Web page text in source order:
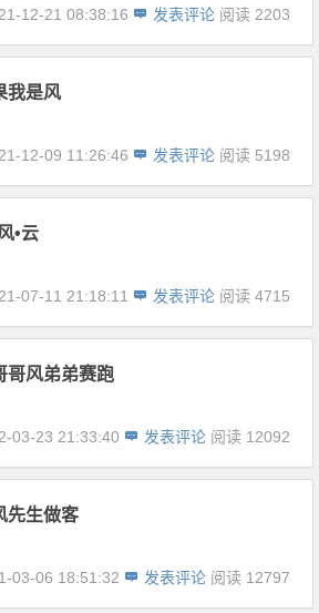
12-21 08:38:16 发表评论 阅读 2203
我是风
12-09 11:26:46 发表评论 阅读 5198
•云
07-11 21:18:11 发表评论 阅读 4715
哥风弟弟赛跑
03-23 21:33:40 发表评论 阅读 12092
先生做客
03-06 18:51:32 发表评论 阅读 12797